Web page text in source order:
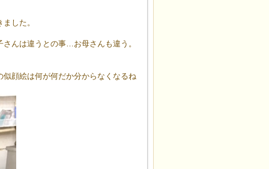
した。
んは違うとの事…お母さんも違う。
顔絵は何が何だか分からなくなるね